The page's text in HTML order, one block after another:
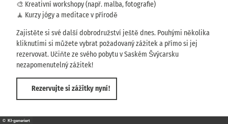
🎨 Kreativní workshopy (např. malba, fotografie)
🧘 Kurzy jógy a meditace v přírodě
Zajistěte si své další dobrodružství ještě dnes. Pouhými několika
kliknutími si můžete vybrat požadovaný zážitek a přímo si jej
rezervovat. Učiňte ze svého pobytu v Saském Švýcarsku
nezapomenutelný zážitek!
Rezervujte si zážitky nyní!
© KI-generiert